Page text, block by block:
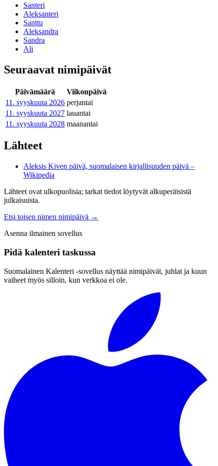
Santeri
Aleksanteri
Santtu
Aleksandra
Sandra
Ali
Seuraavat nimipäivät
Päivämäärä
Viikonpäivä
11. syyskuuta 2026 perjantai
11. syyskuuta 2027 lauantai
11. syyskuuta 2028 maanantai
Lähteet
Aleksis Kiven päivä, suomalaisen kirjallisuuden päivä –
Wikipedia
Lähteet ovat ulkopuolisia; tarkat tiedot löytyvät alkuperäisistä
julkaisuista.
Etsi toisen nimen nimipäivä →
Asenna ilmainen sovellus
Pidä kalenteri taskussa
Suomalainen Kalenteri ‑sovellus näyttää nimipäivät, juhlat ja kuun
vaiheet myös silloin, kun verkkoa ei ole.